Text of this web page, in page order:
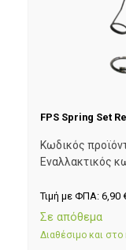
FPS Spring Set
Κωδικός
Εναλλακτικός
Τιμή με ΦΠΑ: 6,90
Σε απόθεμα
Διαθέσιμο και